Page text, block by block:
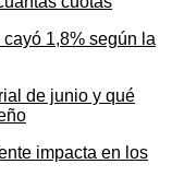
de junio y qué